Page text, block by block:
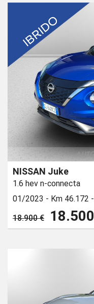
NISSAN Juke
1.6 hev n-connecta
01/2023 - Km 46.172 -
18.900 €
18.500